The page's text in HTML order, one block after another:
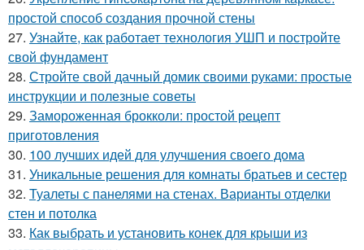
простой способ создания прочной стены
27. Узнайте, как работает технология УШП и постройте
свой фундамент
28. Стройте свой дачный домик своими руками: простые
инструкции и полезные советы
29. Замороженная брокколи: простой рецепт
приготовления
30. 100 лучших идей для улучшения своего дома
31. Уникальные решения для комнаты братьев и сестер
32. Туалеты с панелями на стенах. Варианты отделки
стен и потолка
33. Как выбрать и установить конек для крыши из